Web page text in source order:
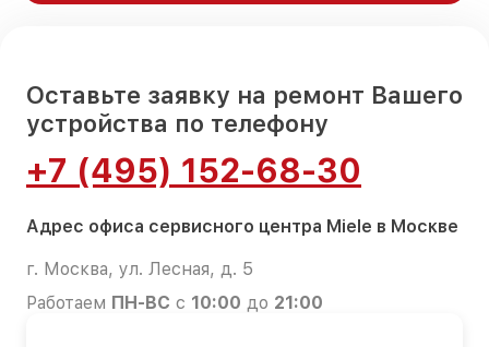
Оставьте заявку на ремонт Вашего
устройства по телефону
+7 (495) 152-68-30
Адрес офиса сервисного центра Miele в Москве
г. Москва, ул. Лесная, д. 5
Работаем ПН-ВС с 10:00 до 21:00